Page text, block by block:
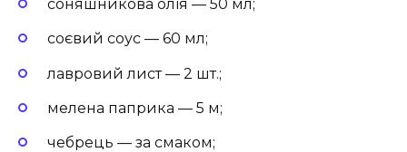
соняшникова олія — 50 мл;
соєвий соус — 60 мл;
лавровий лист — 2 шт.;
мелена паприка — 5 м;
чебрець — за смаком;